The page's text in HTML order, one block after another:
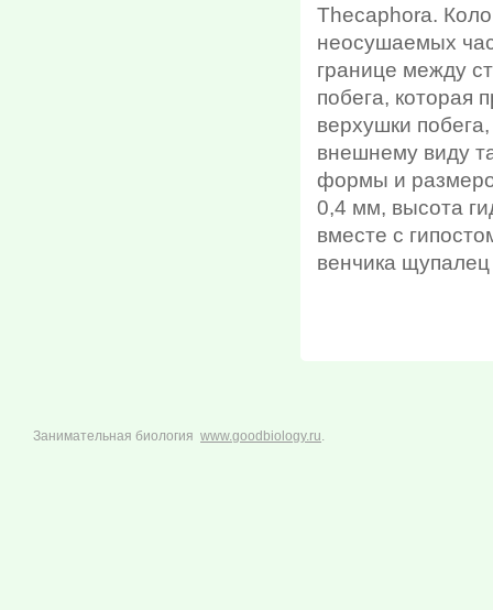
Thecaphora.
неосушаемых
границе между
побега, которая
верхушки
внешнему виду
формы и
0,4 мм, высота
вместе с
венчика
Занимательная биология www.goodbiology.ru.